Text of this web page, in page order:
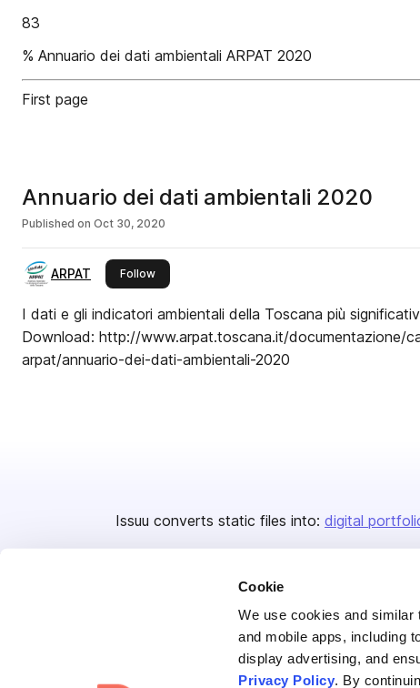
Cookie
We use cookies and similar
and mobile apps, including
display advertising, and
Privacy Policy. By
83
% Annuario dei dati ambientali ARPAT 2020
First page
Annuario dei dati ambientali 2020
Published on Oct 30, 2020
ARPAT Followthis publisher
I dati e gli indicatori ambientali della Toscana più
Download: http://www.arpat.toscana.it/documentazione/
arpat/annuario-dei-dati-ambientali-2020
Issuu converts static files into: digital